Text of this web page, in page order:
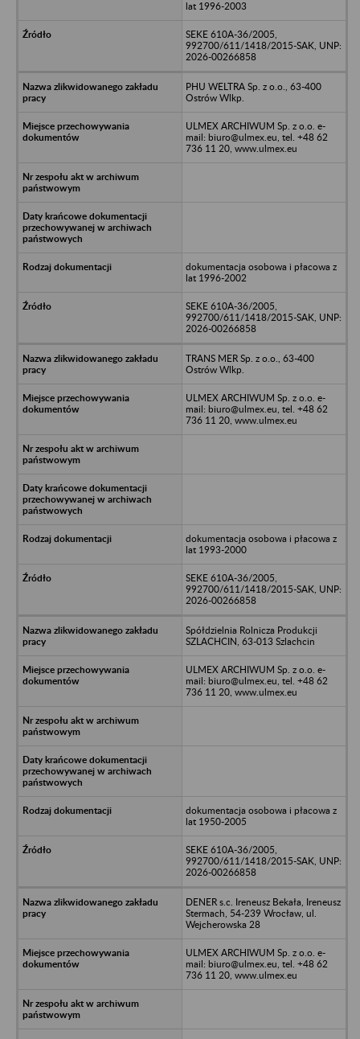
lat 1996-2003
SEKE 610A-36/2005,
992700/611/1418/2015-SAK, UNP:
2026-00266858
PHU WELTRA Sp. z o.o., 63-400
Ostrów Wlkp.
ULMEX ARCHIWUM Sp. z o.o. e-
mail: biuro@ulmex.eu, tel. +48 62
736 11 20, www.ulmex.eu
dokumentacja osobowa i płacowa z
lat 1996-2002
SEKE 610A-36/2005,
992700/611/1418/2015-SAK, UNP:
2026-00266858
TRANS MER Sp. z o.o., 63-400
Ostrów Wlkp.
ULMEX ARCHIWUM Sp. z o.o. e-
mail: biuro@ulmex.eu, tel. +48 62
736 11 20, www.ulmex.eu
dokumentacja osobowa i płacowa z
lat 1993-2000
SEKE 610A-36/2005,
992700/611/1418/2015-SAK, UNP:
2026-00266858
Spółdzielnia Rolnicza Produkcji
SZLACHCIN, 63-013 Szlachcin
ULMEX ARCHIWUM Sp. z o.o. e-
mail: biuro@ulmex.eu, tel. +48 62
736 11 20, www.ulmex.eu
dokumentacja osobowa i płacowa z
lat 1950-2005
SEKE 610A-36/2005,
992700/611/1418/2015-SAK, UNP:
2026-00266858
DENER s.c. Ireneusz Bekała, Ireneusz
Stermach, 54-239 Wrocław, ul.
Wejcherowska 28
ULMEX ARCHIWUM Sp. z o.o. e-
mail: biuro@ulmex.eu, tel. +48 62
736 11 20, www.ulmex.eu